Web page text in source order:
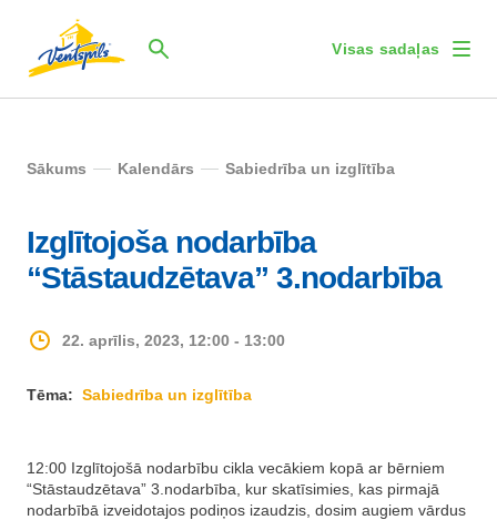
Visas sadaļas
Sākums Kalendārs Sabiedrība un izglītība
Izglītojoša nodarbība
“Stāstaudzētava” 3.nodarbība
22. aprīlis, 2023, 12:00 - 13:00
Tēma: Sabiedrība un izglītība
12:00 Izglītojošā nodarbību cikla vecākiem kopā ar bērniem
“Stāstaudzētava” 3.nodarbība, kur skatīsimies, kas pirmajā
nodarbībā izveidotajos podiņos izaudzis, dosim augiem vārdus